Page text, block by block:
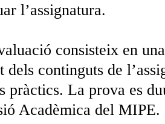
l’assignatura.
consisteix en
dels continguts de
pràctics. La prova es
Acadèmica del MIPE.